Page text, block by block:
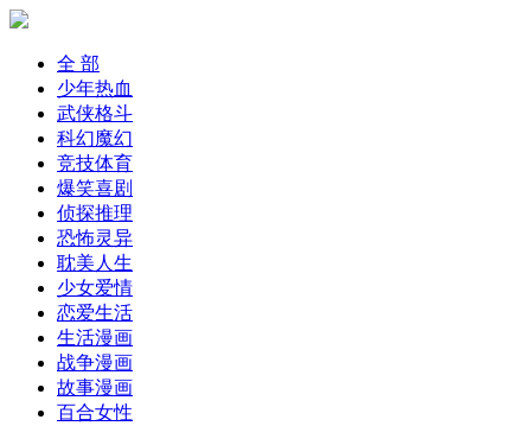
全 部
少年热血
武侠格斗
科幻魔幻
竞技体育
爆笑喜剧
侦探推理
恐怖灵异
耽美人生
少女爱情
恋爱生活
生活漫画
战争漫画
故事漫画
百合女性